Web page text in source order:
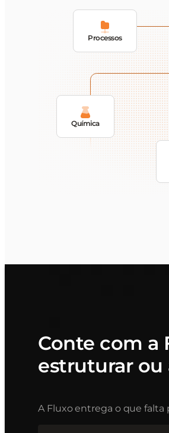
Processos
Química
Conte com a
estruturar ou
A Fluxo entrega o que falta